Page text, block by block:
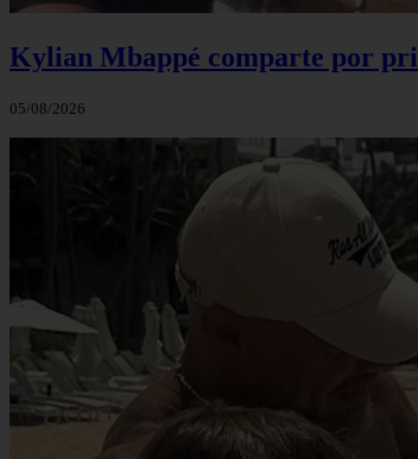
Kylian Mbappé comparte por
05/08/2026